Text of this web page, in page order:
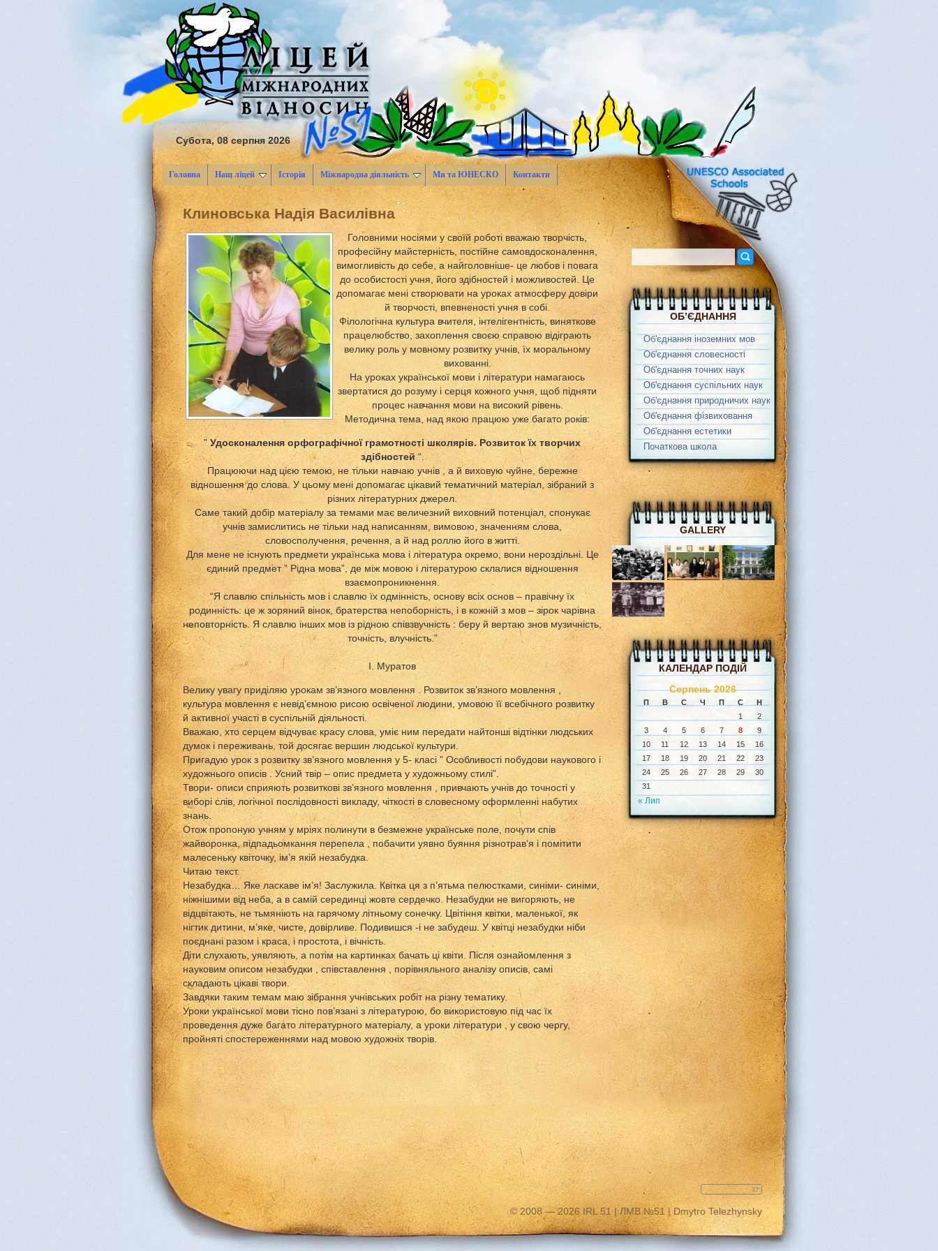
Субота, 08 серпня 2026
Головна Наш ліцей Історія Міжнародна діяльність Ми та ЮНЕСКО Контакти
Клиновська Надія Василівна
Головними носіями у своїй роботі вважаю творчість,
професійну майстерність, постійне самовдосконалення,
вимогливість до себе, а найголовніше- це любов і повага
до особистості учня, його здібностей і можливостей. Це
допомагає мені створювати на уроках атмосферу довіри
й творчості, впевненості учня в собі.
Філологічна культура вчителя, інтелігентність, виняткове
працелюбство, захоплення своєю справою відіграють
велику роль у мовному розвитку учнів, їх моральному
вихованні.
На уроках української мови і літератури намагаюсь
звертатися до розуму і серця кожного учня, щоб підняти
процес навчання мови на високий рівень.
Методична тема, над якою працюю уже багато років:
” Удосконалення орфографічної грамотності школярів. Розвиток їх творчих
здібностей “.
Працюючи над цією темою, не тільки навчаю учнів , а й виховую чуйне, бережне
відношення до слова. У цьому мені допомагає цікавий тематичний матеріал, зібраний з
різних літературних джерел.
Саме такий добір матеріалу за темами має величезний виховний потенціал, спонукає
учнів замислитись не тільки над написанням, вимовою, значенням слова,
словосполучення, речення, а й над роллю його в житті.
Для мене не існують предмети українська мова і література окремо, вони нероздільні. Це
єдиний предмет ” Рідна мова”, де між мовою і літературою склалися відношення
взаємопроникнення.
“Я славлю спільність мов і славлю їх одмінність, основу всіх основ – правічну їх
родинність: це ж зоряний вінок, братерства непоборність, і в кожній з мов – зірок чарівна
неповторність. Я славлю інших мов із рідною співзвучність : беру й вертаю знов музичність,
точність, влучність.”
І. Муратов
Велику увагу приділяю урокам зв’язного мовлення . Розвиток зв’язного мовлення ,
культура мовлення є невід’ємною рисою освіченої людини, умовою її всебічного розвитку
й активної участі в суспільній діяльності.
Вважаю, хто серцем відчуває красу слова, уміє ним передати найтонші відтінки людських
думок і переживань, той досягає вершин людської культури.
Пригадую урок з розвитку зв’язного мовлення у 5- класі ” Особливості побудови наукового і
художнього описів . Усний твір – опис предмета у художньому стилі”.
Твори- описи сприяють розвиткові зв’язного мовлення , привчають учнів до точності у
виборі слів, логічної послідовності викладу, чіткості в словесному оформленні набутих
знань.
Отож пропоную учням у мріях полинути в безмежне українське поле, почути спів
жайворонка, підпадьомкання перепела , побачити уявно буяння різнотрав’я і помітити
малесеньку квіточку, ім’я якій незабудка.
Читаю текст.
Незабудка… Яке ласкаве ім’я! Заслужила. Квітка ця з п’ятьма пелюстками, синіми- синіми,
ніжнішими від неба, а в самій серединці жовте сердечко. Незабудки не вигоряють, не
відцвітають, не тьмяніють на гарячому літньому сонечку. Цвітіння квітки, маленької, як
нігтик дитини, м’яке, чисте, довірливе. Подивишся -і не забудеш. У квітці незабудки ніби
поєднані разом і краса, і простота, і вічність.
Діти слухають, уявляють, а потім на картинках бачать ці квіти. Після ознайомлення з
науковим описом незабудки , співставлення , порівняльного аналізу описів, самі
складають цікаві твори.
Завдяки таким темам маю зібрання учнівських робіт на різну тематику.
Уроки української мови тісно пов’язані з літературою, бо використовую під час їх
проведення дуже багато літературного матеріалу, а уроки літератури , у свою чергу,
пройняті спостереженнями над мовою художніх творів.
ОБ’ЄДНАННЯ
Об'єднання іноземних мов
Об'єднання словесності
Об'єднання точних наук
Об'єднання суспільних наук
Об'єднання природничих наук
Об'єднання фізвиховання
Об'єднання естетики
Початкова школа
GALLERY
КАЛЕНДАР ПОДІЙ
Серпень 2026
П В С Ч П С Н
« Лип
1
2
3
4 5 6 7 8
9
10
11 12 13 14 15
16
17
18 19 20 21 22
23
24
25 26 27 28 29
30
31
© 2008 — 2026 IRL 51 | ЛМВ №51 |Dmytro Telezhynsky